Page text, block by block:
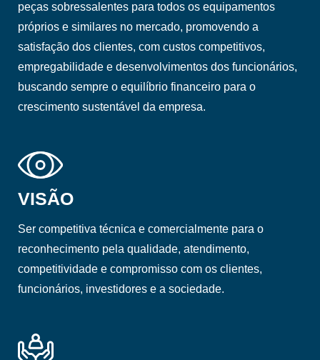
peças sobressalentes para todos os equipamentos
próprios e similares no mercado, promovendo a
satisfação dos clientes, com custos competitivos,
empregabilidade e desenvolvimentos dos funcionários,
buscando sempre o equilíbrio financeiro para o
crescimento sustentável da empresa.
VISÃO
Ser competitiva técnica e comercialmente para o
reconhecimento pela qualidade, atendimento,
competitividade e compromisso com os clientes,
funcionários, investidores e a sociedade.